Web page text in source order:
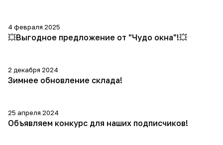
4 февраля 2025
💥Выгодное предложение от "Чудо окна"!💥
2 декабря 2024
Зимнее обновление склада!
25 апреля 2024
Объявляем конкурс для наших подписчиков!